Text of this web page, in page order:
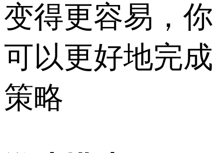
变得更容易，你
可以更好地完成
策略